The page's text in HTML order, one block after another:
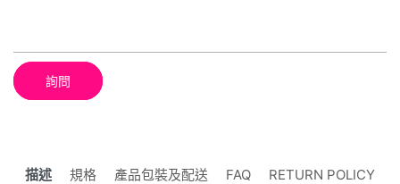
詢問
描述 規格 產品包裝​​及配送 FAQ RETURN POLICY